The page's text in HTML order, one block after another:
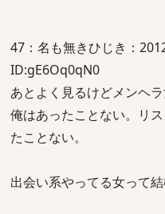
47：名も無きひじき：
ID:gE6Oq0qN0
あとよく見るけどメンヘラ
俺はあったことない。リ
たことない。
出会い系やってる女って